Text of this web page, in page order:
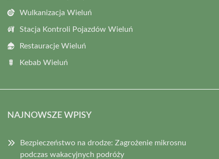
Wulkanizacja Wieluń
Stacja Kontroli Pojazdów Wieluń
Restauracje Wieluń
Kebab Wieluń
NAJNOWSZE WPISY
Bezpieczeństwo na drodze: Zagrożenie mikrosnu
podczas wakacyjnych podróży